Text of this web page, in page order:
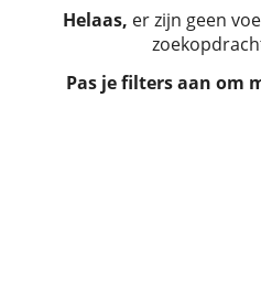
Helaas, er zijn geen
Pas je filters aan om